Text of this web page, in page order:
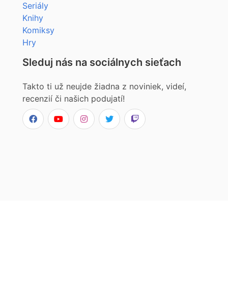
Seriály
Knihy
Komiksy
Hry
Sleduj nás na sociálnych sieťach
Takto ti už neujde žiadna z noviniek, videí,
recenzií či našich podujatí!